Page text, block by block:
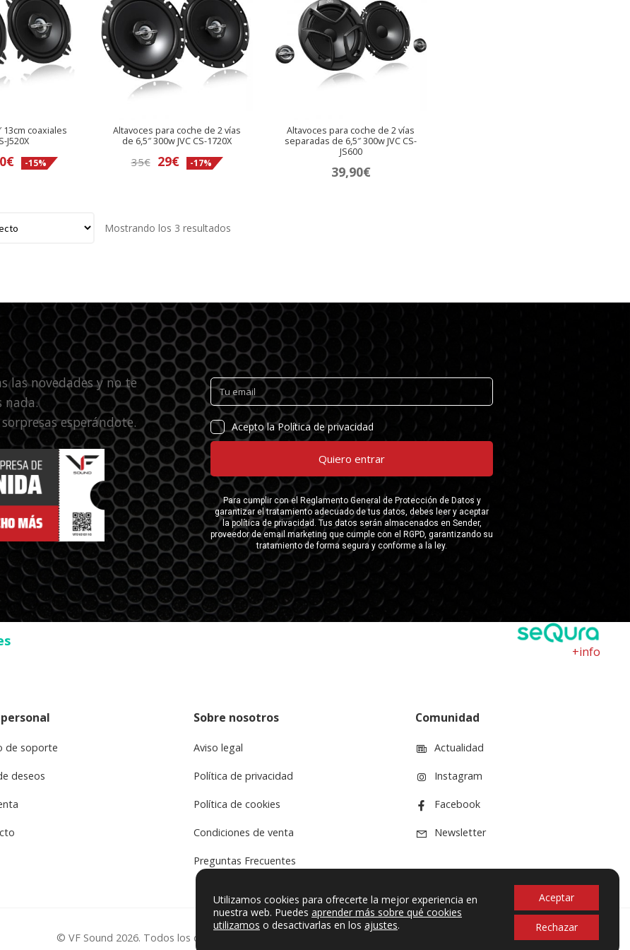
13cm coaxiales
J520X
€El-15%
Altavoces para coche de 2 vías
de 6,5″ 300w JVC CS-1720X
35€ El
era:
29€El-17%
Altavoces para coche de 2 vías
separadas de 6,5″ 300w JVC CS-
JS600
39,90€
Mostrando los 3 resultados
las novedades y no te
nada.
esperándote.
+info
de soporte
deseos
Sobre nosotros
Aviso legal
Política de privacidad
Política de cookies
Condiciones de venta
Preguntas Frecuentes
Comunidad
Actualidad
Instagram
Facebook
Newsletter
© VF Sound 2026. Todos los derechos reservados.
Utilizamos cookies para ofrecerte la mejor experiencia en
nuestra web. Puedes aprender más sobre qué cookies
utilizamos o desactivarlas en los ajustes.
Aceptar
Rechazar